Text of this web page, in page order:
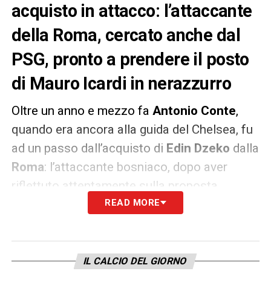
acquisto in attacco: l’attaccante
della Roma, cercato anche dal
PSG, pronto a prendere il posto
di Mauro Icardi in nerazzurro
Oltre un anno e mezzo fa Antonio Conte,
quando era ancora alla guida del Chelsea, fu
ad un passo dall’acquisto di Edin Dzeko dalla
Roma: l’attaccante bosniaco, dopo aver
riflettuto attentamente sulla proposta
londinese, decise alla fine di rifiutare per
diversamente in estate: Dzeko resta infatti
un pallino di Conte, che lo avrebbe chiesto
READ MORE
IL CALCIO DEL GIORNO